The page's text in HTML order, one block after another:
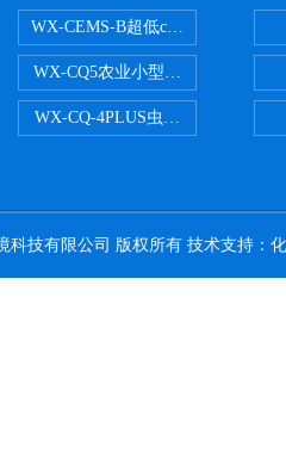
WX-CEMS-B超低cems烟气监测系
WX-CQ5农业小型气象站
WX-CQ-4PLUS虫情测报灯
科技有限公司 版权所有 技术支持：